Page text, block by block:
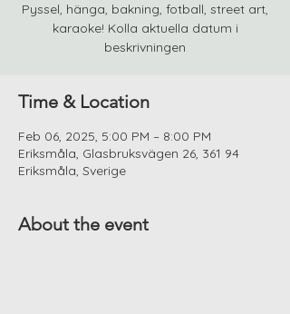
Pyssel, hänga, bakning, fotball, street art,
karaoke! Kolla aktuella datum i
beskrivningen
Time & Location
Feb 06, 2025, 5:00 PM – 8:00 PM
Eriksmåla, Glasbruksvägen 26, 361 94
Eriksmåla, Sverige
About the event